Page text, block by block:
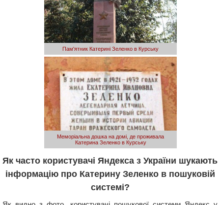
Пам'ятник Катерині Зеленко в Курську
Меморіальна дошка на домі, де проживала
Катерина Зеленко в Курську
Як часто користувачі Яндекса з України шукають
інформацію про Катерину Зеленко в пошуковій
системі?